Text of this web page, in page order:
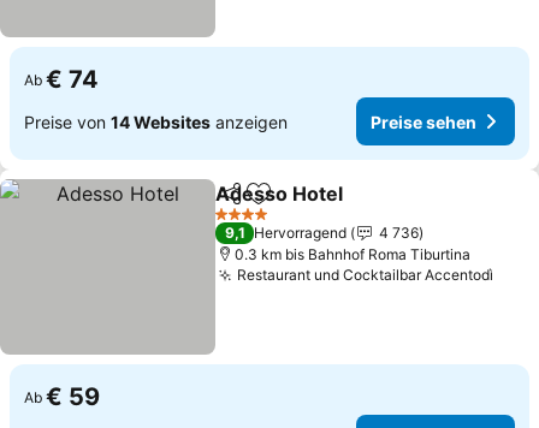
Ab € 74
Preise von 14 Websites anzeigen Preise sehen
TeilenZu Favoriten hinzufügen
Adesso Hotel
4 Sterne
9,1 Hervorragend
4 736
0.3 km bis Bahnhof Roma Tiburtina
Restaurant und Cocktailbar Accentodì
Ab € 59